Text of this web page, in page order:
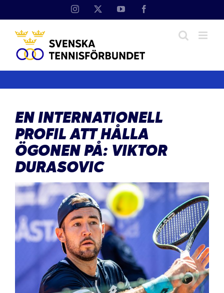
Instagram YouTube
EN INTERNATIONELL
PROFIL ATT HÅLLA
ÖGONEN PÅ: VIKTOR
DURASOVIC